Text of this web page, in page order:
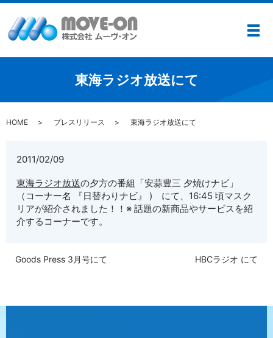
メ
東海ラジオ放送にて
HOME プレスリリース 東海ラジオ放送にて
2011/02/09
東海ラジオ放送の夕方の番組「安蒜豊三 夕焼けナビ」
（コーナー名 『日替わりナビ』 ) にて、16:45 頃マスク
リアが紹介されました！！※ 話題の新商品やサービスを紹
介するコーナーです。
Goods Press 3月号にて HBCラジオ にて